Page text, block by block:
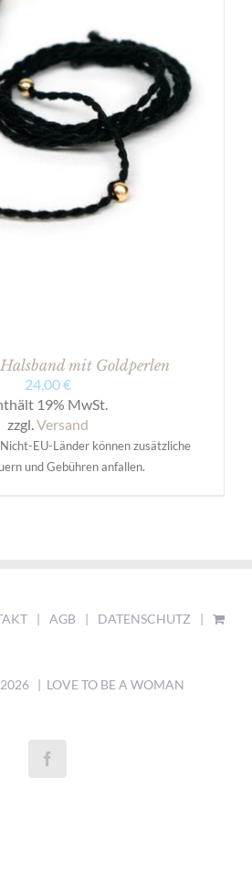
mit Goldperlen
24,00€
19% MwSt.
zzgl.Versand
EU-Länder können zusätzliche
und Gebühren anfallen.
AGB DATENSCHUTZ
2026 | LOVE TO BE A WOMAN